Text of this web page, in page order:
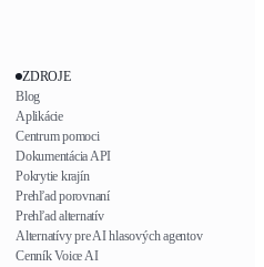
ZDROJE
Blog
Aplikácie
Centrum pomoci
Dokumentácia API
Pokrytie krajín
Prehľad porovnaní
Prehľad alternatív
Alternatívy pre AI hlasových agentov
Cenník Voice AI